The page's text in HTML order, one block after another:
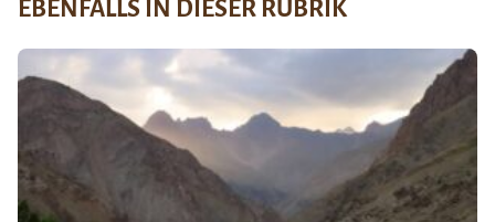
EBENFALLS IN DIESER RUBRIK